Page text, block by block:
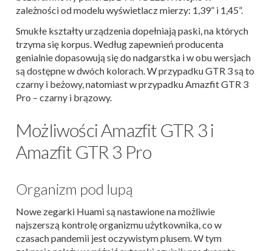
zależności od modelu wyświetlacz mierzy: 1,39” i 1,45”.
Smukłe kształty urządzenia dopełniają paski, na których
trzyma się korpus. Według zapewnień producenta
genialnie dopasowują się do nadgarstka i w obu wersjach
są dostępne w dwóch kolorach. W przypadku GTR 3 są to
czarny i beżowy, natomiast w przypadku Amazfit GTR 3
Pro – czarny i brązowy.
Możliwości Amazfit GTR 3 i
Amazfit GTR 3 Pro
Organizm pod lupą
Nowe zegarki Huami są nastawione na możliwie
najszerszą kontrolę organizmu użytkownika, co w
czasach pandemii jest oczywistym plusem. W tym